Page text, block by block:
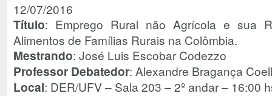
12/07/2016
Título: Emprego Rural não Agrícola e sua
Alimentos de Famílias Rurais na Colômbia.
Mestrando: José Luis Escobar Codezzo
Professor Debatedor: Alexandre Bragança
Local: DER/UFV – Sala 203 – 2º andar – 16:00